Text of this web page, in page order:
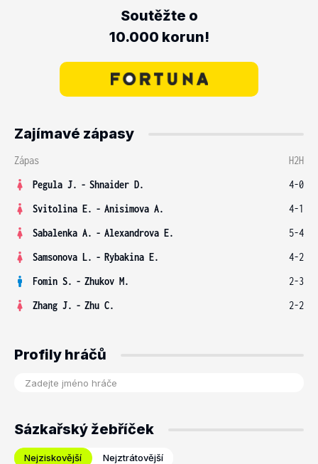
Soutěžte o
10.000 korun!
Zajímavé zápasy
Zápas
H2H
Pegula J. - Shnaider D.
4-0
Svitolina E. - Anisimova A.
4-1
Sabalenka A. - Alexandrova E.
5-4
Samsonova L. - Rybakina E.
4-2
Fomin S. - Zhukov M.
2-3
Zhang J. - Zhu C. 2-2
Profily hráčů
Sázkařský žebříček
Nejziskovější Nejztrátovější